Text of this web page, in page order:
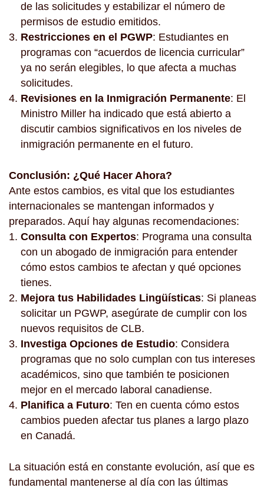
de las solicitudes y estabilizar el número de
permisos de estudio emitidos.
Restricciones en el PGWP: Estudiantes en
programas con “acuerdos de licencia curricular”
ya no serán elegibles, lo que afecta a muchas
solicitudes.
Revisiones en la Inmigración Permanente: El
Ministro Miller ha indicado que está abierto a
discutir cambios significativos en los niveles de
inmigración permanente en el futuro.
Conclusión: ¿Qué Hacer Ahora?
Ante estos cambios, es vital que los estudiantes
internacionales se mantengan informados y
preparados. Aquí hay algunas recomendaciones:
Consulta con Expertos: Programa una consulta
con un abogado de inmigración para entender
cómo estos cambios te afectan y qué opciones
tienes.
Mejora tus Habilidades Lingüísticas: Si planeas
solicitar un PGWP, asegúrate de cumplir con los
nuevos requisitos de CLB.
Investiga Opciones de Estudio: Considera
programas que no solo cumplan con tus intereses
académicos, sino que también te posicionen
mejor en el mercado laboral canadiense.
Planifica a Futuro: Ten en cuenta cómo estos
cambios pueden afectar tus planes a largo plazo
en Canadá.
La situación está en constante evolución, así que es
fundamental mantenerse al día con las últimas